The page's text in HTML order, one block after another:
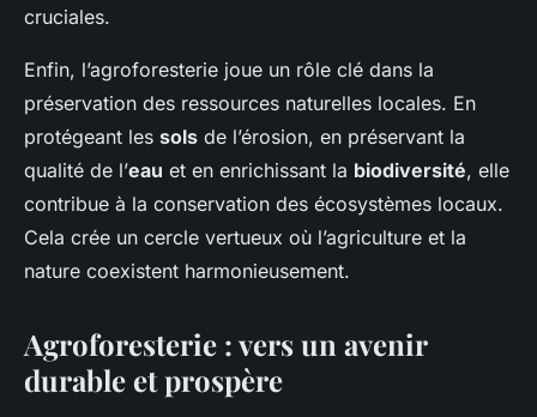
cruciales.
Enfin, l’agroforesterie joue un rôle clé dans la
préservation des ressources naturelles locales. En
protégeant les sols de l’érosion, en préservant la
qualité de l’eau et en enrichissant la biodiversité, elle
contribue à la conservation des écosystèmes locaux.
Cela crée un cercle vertueux où l’agriculture et la
nature coexistent harmonieusement.
Agroforesterie : vers un avenir
durable et prospère